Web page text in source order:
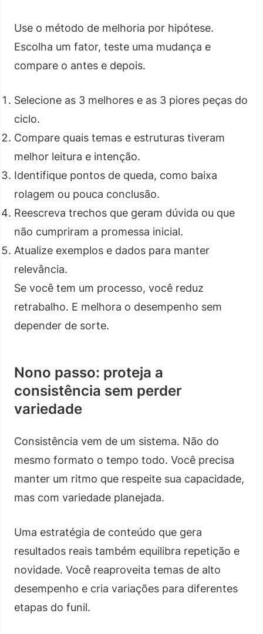
Use o método de melhoria por hipótese.
Escolha um fator, teste uma mudança e
compare o antes e depois.
Selecione as 3 melhores e as 3 piores peças do
ciclo.
Compare quais temas e estruturas tiveram
melhor leitura e intenção.
Identifique pontos de queda, como baixa
rolagem ou pouca conclusão.
Reescreva trechos que geram dúvida ou que
não cumpriram a promessa inicial.
Atualize exemplos e dados para manter
relevância.
Se você tem um processo, você reduz
retrabalho. E melhora o desempenho sem
depender de sorte.
Nono passo: proteja a
consistência sem perder
variedade
Consistência vem de um sistema. Não do
mesmo formato o tempo todo. Você precisa
manter um ritmo que respeite sua capacidade,
mas com variedade planejada.
Uma estratégia de conteúdo que gera
resultados reais também equilibra repetição e
novidade. Você reaproveita temas de alto
desempenho e cria variações para diferentes
etapas do funil.